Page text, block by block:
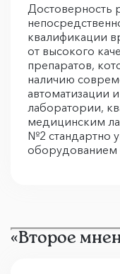
Достоверность
квалификации
от высокого
препаратов,
наличию
автоматизации
лаборатории,
медицинским
№2 стандартно
оборудованием
«Второе